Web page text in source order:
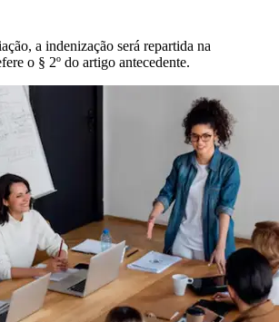
a indenização será repartida na
o § 2º do artigo antecedente.